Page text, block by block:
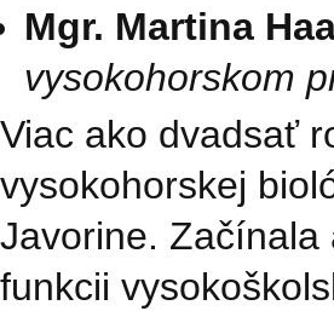
Mgr. Martina
vysokohorskom
Viac ako dvadsať
vysokohorskej
Javorine. Začínala
funkcii